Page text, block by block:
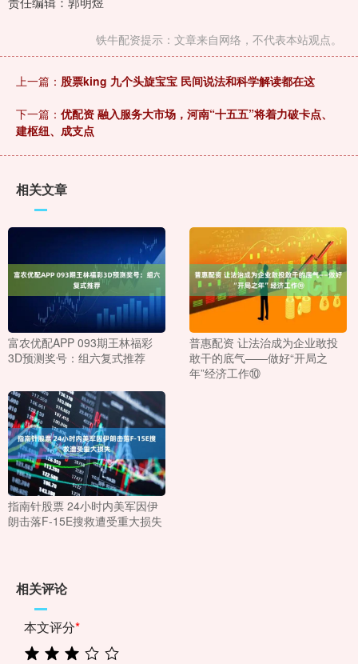
铁牛配资提示：文章来自网络，不代表本站观点。
上一篇： 股票king 九个头旋宝宝 民间说法和科学解读都在这
下一篇： 优配资 融入服务大市场，河南“十五五”将着力破卡点、
建枢纽、成支点
相关文章
富农优配APP 093期王林福彩
3D预测奖号：组六复式推荐
普惠配资 让法治成为企业敢投
敢干的底气——做好“开局之
年”经济工作⑩
指南针股票 24小时内美军因伊
朗击落F-15E搜救遭受重大损失
相关评论
本文评分*